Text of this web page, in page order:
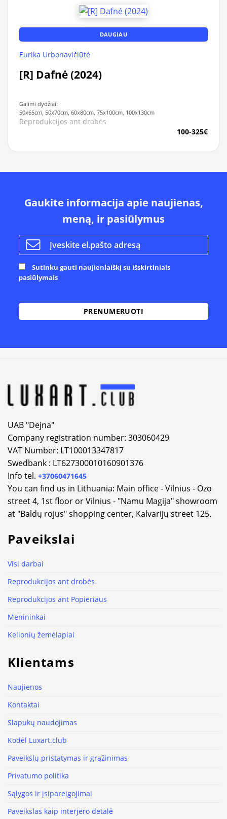
DAUGIAU
Eurika Urbonavičiūtė
[R] Dafnė (2024)
Galimi dydžiai:
50x65cm, 50x70cm, 60x80cm, 75x100cm, 100x130cm
Reprodukcijos ant drobės
100-325€
Gaukite informacija apie naujienas,
meną, ir pasiūlymus
Sutinku gauti naujienlaiškį su išskirtiniais
pasiūlymais
UAB "Dejna"
Company registration number: 303060429
VAT Number: LT100013347817
Swedbank : LT627300010160901376
Info tel. +37060471645
You can find us in Lithuania: Main office - Vilnius - Ozo
street 4, 1st floor or Vilnius - "Namu Magija" showroom
at "Baldų rojus" shopping center, Kalvarijų street 125.
Paveikslai
Visi darbai
Reprodukcijos ant drobės
Reprodukcijos ant Popieriaus
Menininkai
Kelionių žemėlapiai
Klientams
Naujienos
Kontaktai
Slapukų naudojimas
Kodėl Luxart.club
Paveikslų pristatymas ir grąžinimas
Privatumo politika
Sąlygos ir įsipareigojimai
Paveikslas kaip interjero detalė